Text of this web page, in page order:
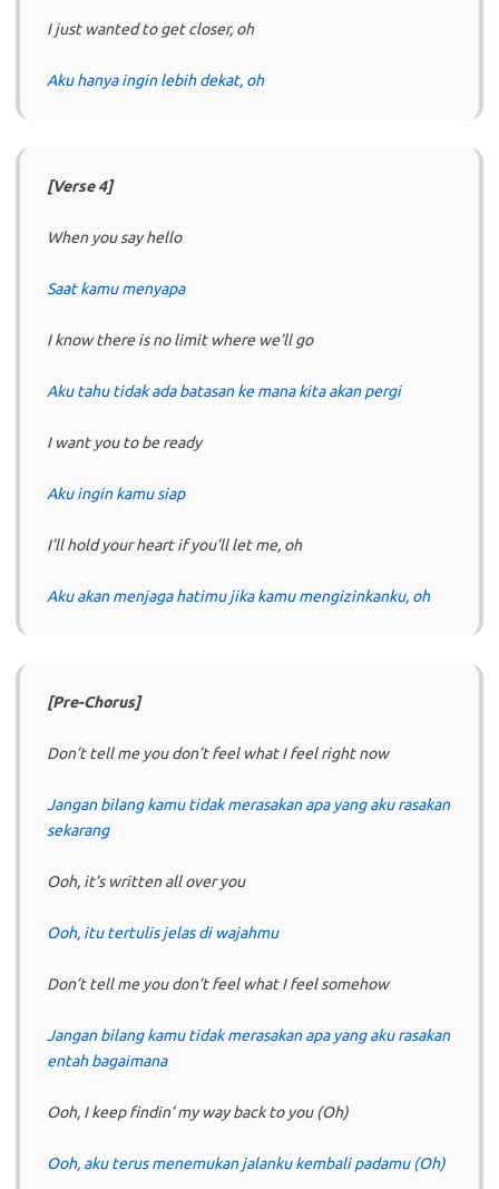
I just wanted to get closer, oh
Aku hanya ingin lebih dekat, oh
[Verse 4]
When you say hello
Saat kamu menyapa
I know there is no limit where we’ll go
Aku tahu tidak ada batasan ke mana kita akan pergi
I want you to be ready
Aku ingin kamu siap
I’ll hold your heart if you’ll let me, oh
Aku akan menjaga hatimu jika kamu mengizinkanku, oh
[Pre-Chorus]
Don’t tell me you don’t feel what I feel right now
Jangan bilang kamu tidak merasakan apa yang aku rasakan
sekarang
Ooh, it’s written all over you
Ooh, itu tertulis jelas di wajahmu
Don’t tell me you don’t feel what I feel somehow
Jangan bilang kamu tidak merasakan apa yang aku rasakan
entah bagaimana
Ooh, I keep findin’ my way back to you (Oh)
Ooh, aku terus menemukan jalanku kembali padamu (Oh)